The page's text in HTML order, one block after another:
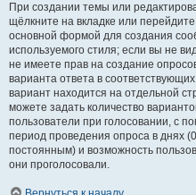
При создании темы или
щёлкните на вкладке или
основной формой для создания
используемого стиля; если вы не
не имеете прав на создание
варианта ответа в
вариант находится на отдельной
можете задать количество
пользователи при голосовании, с
период проведения опроса в днях
постоянным) и возможность
они проголосовали.